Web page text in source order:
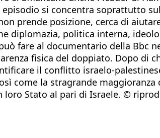
si concentra soprattutto
prende posizione, cerca di
diplomazia, politica interna,
fare al documentario della Bbc
fisica del doppiato. Dopo di
il conflitto israelo-
come la stragrande
Stato al pari di Israele. ©